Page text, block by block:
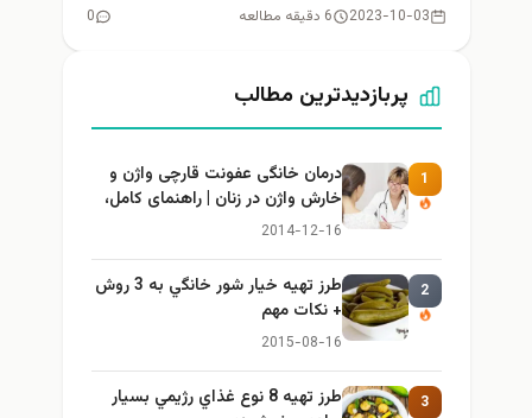
2023-10-03 6 دقیقه مطالعه 0
پربازدیدترین مطالب
1
درمان خانگی عفونت قارچی واژن و
خارش واژن در زنان | راهنمای کامل،
ایمن و کاربردی
2014-12-16
2
طرز تهيه خیار شور خانگي به 3 روش
+ نكات مهم
2015-08-16
3
طرز تهيه 8 نوع غذاي رژيمي بسيار